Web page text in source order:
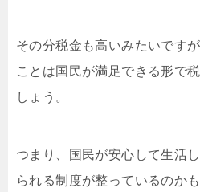
その分税金も高いみたいです
ことは国民が満足できる形で
しょう。
つまり、国民が安心して生活
られる制度が整っているのか